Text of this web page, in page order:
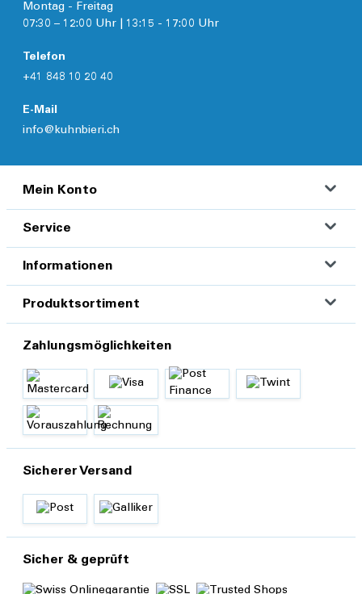
Montag - Freitag
07:30 – 12:00 Uhr | 13:15 - 17:00 Uhr
Telefon
+41 848 10 20 40
E-Mail
info@kuhnbieri.ch
Mein Konto
Service
Informationen
Produktsortiment
Zahlungsmöglichkeiten
Sicherer Versand
Sicher & geprüft